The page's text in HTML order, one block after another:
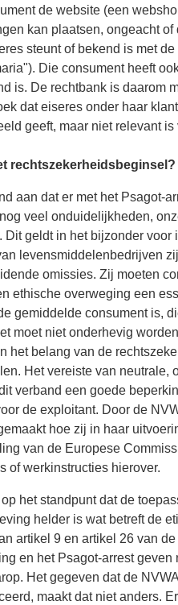
de website (een
kan plaatsen, ongeacht of
steunt of bekend is met
Die consument heeft
is. De rechtbank is daarom
dat eiseres onder haar
geeft, maar niet relevant is
rechtszekerheidsbeginsel?
aan dat er met het Psagot-
veel onduidelijkheden,
geldt in het bijzonder voor
levensmiddelenbedrijven
omissies. Zij moeten
ethische overweging een
gemiddelde consument is,
moet niet onderhevig
het belang van de
Het vereiste van neutrale,
verband een goede
de exploitant. Door de
hoe zij in haar
van de Europese
of werkinstructies hierover.
het standpunt dat de
helder is wat betreft de
artikel 9 en artikel 26 van
en het Psagot-arrest geven
Het gegeven dat de
maakt dat niet anders.